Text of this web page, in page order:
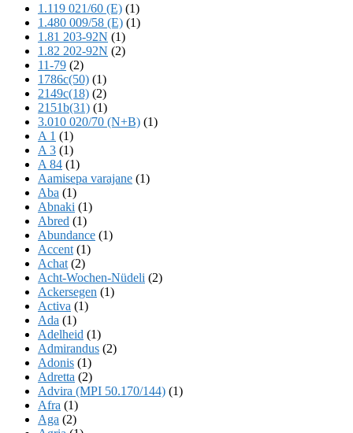
1.119 021/60 (E) (1)
1.480 009/58 (E) (1)
1.81 203-92N (1)
1.82 202-92N (2)
11-79 (2)
1786c(50) (1)
2149c(18) (2)
2151b(31) (1)
3.010 020/70 (N+B) (1)
A 1 (1)
A 3 (1)
A 84 (1)
Aamisepa varajane (1)
Aba (1)
Abnaki (1)
Abred (1)
Abundance (1)
Accent (1)
Achat (2)
Acht-Wochen-Nüdeli (2)
Ackersegen (1)
Activa (1)
Ada (1)
Adelheid (1)
Admirandus (2)
Adonis (1)
Adretta (2)
Advira (MPI 50.170/144) (1)
Afra (1)
Aga (2)